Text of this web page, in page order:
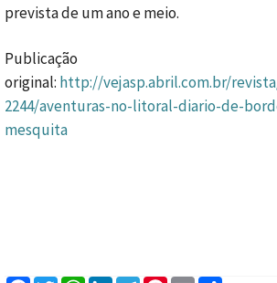
prevista de um ano e meio.
Publicação
original: http://vejasp.abril.com.br/
2244/aventuras-no-litoral-diario-de-
mesquita